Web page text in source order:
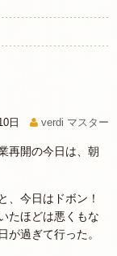
日 verdi マスター
再開の今日は、朝
、今日はドボン！
たほどは悪くもな
が過ぎて行った。